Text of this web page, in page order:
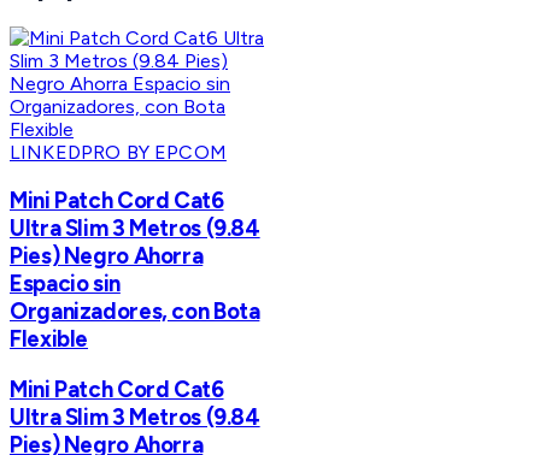
LINKEDPRO BY EPCOM
Mini Patch Cord Cat6
Ultra Slim 3 Metros (9.84
Pies) Negro Ahorra
Espacio sin
Organizadores, con Bota
Flexible
Mini Patch Cord Cat6
Ultra Slim 3 Metros (9.84
Pies) Negro Ahorra